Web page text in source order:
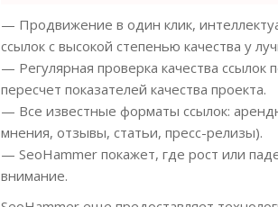
— Продвижение в один клик,
ссылок с высокой степенью качества у
— Регулярная проверка качества
пересчет показателей качества проекта.
— Все известные форматы ссылок:
мнения, отзывы, статьи, пресс-релизы).
— SeoHammer покажет, где рост или
внимание.